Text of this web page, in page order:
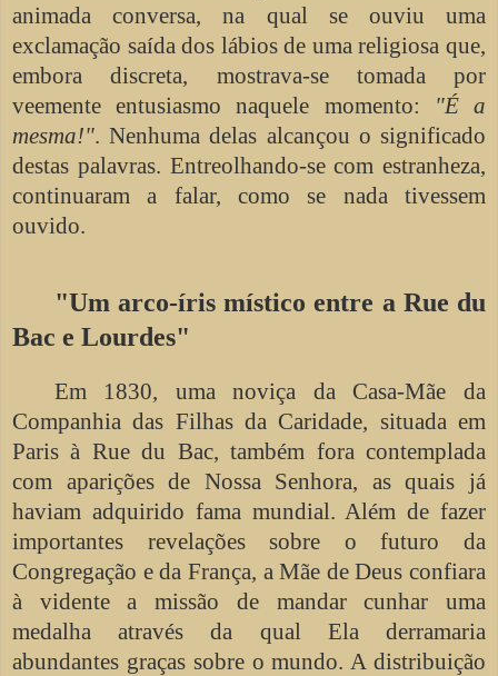
animada conversa, na qual se ouviu uma
exclamação saída dos lábios de uma religiosa que,
embora discreta, mostrava-se tomada por
veemente entusiasmo naquele momento: "É a
mesma!". Nenhuma delas alcançou o significado
destas palavras. Entreolhando-se com estranheza,
continuaram a falar, como se nada tivessem
ouvido.
"Um arco-íris místico entre a Rue du
Bac e Lourdes"
Em 1830, uma noviça da Casa-Mãe da
Companhia das Filhas da Caridade, situada em
Paris à Rue du Bac, também fora contemplada
com aparições de Nossa Senhora, as quais já
haviam adquirido fama mundial. Além de fazer
importantes revelações sobre o futuro da
Congregação e da França, a Mãe de Deus confiara
à vidente a missão de mandar cunhar uma
medalha através da qual Ela derramaria
abundantes graças sobre o mundo. A distribuição